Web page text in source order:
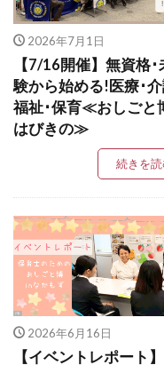
2026年7月1日
【7/16開催】無資格･
験から始める!医療･介
福祉･保育≪おしごと
はびきの≫
続きを読
2026年6月16日
【イベントレポート】